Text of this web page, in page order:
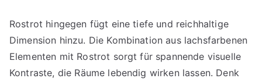
Rostrot hingegen fügt eine tiefe und reichhaltige
Dimension hinzu. Die Kombination aus lachsfarbenen
Elementen mit Rostrot sorgt für spannende visuelle
Kontraste, die Räume lebendig wirken lassen. Denk